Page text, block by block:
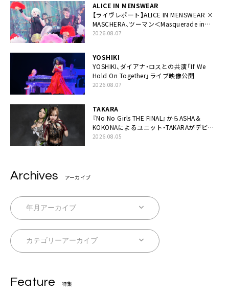
ALICE IN MENSWEAR
【ライヴレポート】ALICE IN MENSWEAR ×
MASCHERA、ツーマン＜Masquerade in
Wonderland＞に一夜限り豪華共演と14年
2026.08.07
YOSHIKI
YOSHIKI、ダイアナ・ロスとの共演「If We
Hold On Together」ライブ映像公開
2026.08.07
TAKARA
『No No Girls THE FINAL』からASHA＆
KOKONAによるユニット・TAKARAがデビュ
ー
2026.08.05
Archives アーカイブ
Feature 特集